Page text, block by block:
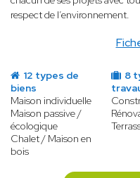
respect de l’environnement.
12 types de
biens
Maison individuelle
Maison passive /
écologique
Chalet / Maison en
bois
8